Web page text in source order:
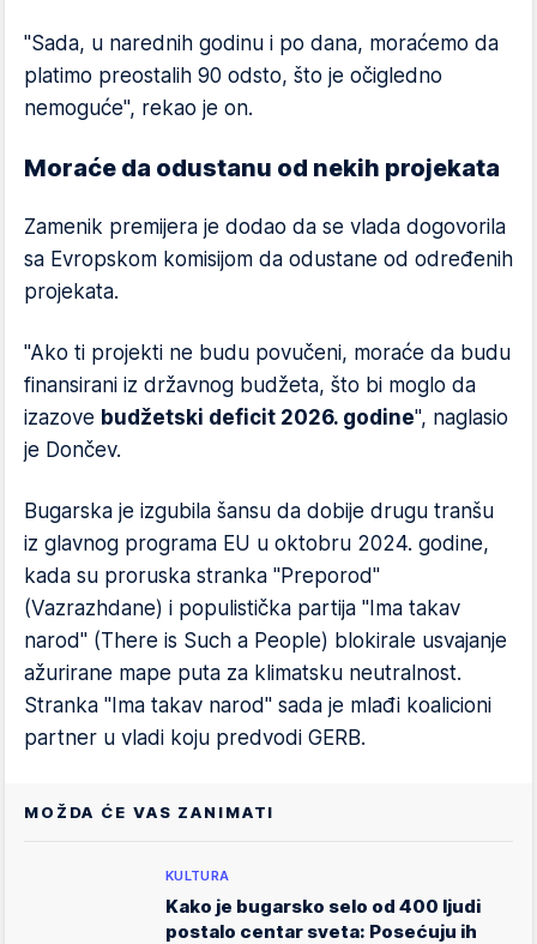
"Sada, u narednih godinu i po dana, moraćemo da
platimo preostalih 90 odsto, što je očigledno
nemoguće", rekao je on.
Moraće da odustanu od nekih projekata
Zamenik premijera je dodao da se vlada dogovorila
sa Evropskom komisijom da odustane od određenih
projekata.
"Ako ti projekti ne budu povučeni, moraće da budu
finansirani iz državnog budžeta, što bi moglo da
izazove budžetski deficit 2026. godine", naglasio
je Dončev.
Bugarska je izgubila šansu da dobije drugu tranšu
iz glavnog programa EU u oktobru 2024. godine,
kada su proruska stranka "Preporod"
(Vazrazhdane) i populistička partija "Ima takav
narod" (There is Such a People) blokirale usvajanje
ažurirane mape puta za klimatsku neutralnost.
Stranka "Ima takav narod" sada je mlađi koalicioni
partner u vladi koju predvodi GERB.
MOŽDA ĆE VAS ZANIMATI
KULTURA
Kako je bugarsko selo od 400 ljudi
postalo centar sveta: Posećuju ih